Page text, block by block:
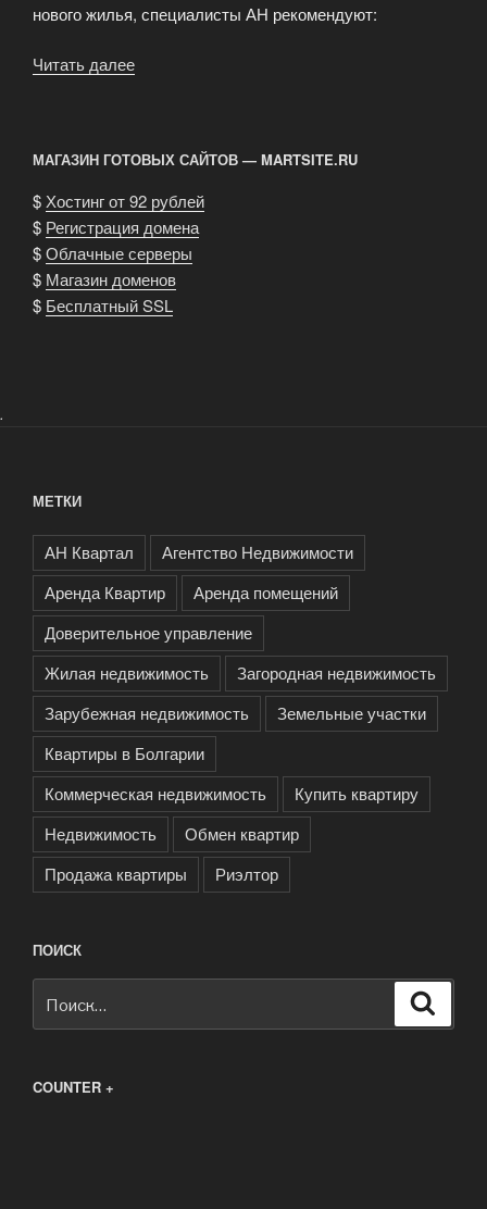
нового жилья, специалисты АН рекомендуют:
Читать далее
залог
комфортного
проживания»
МАГАЗИН ГОТОВЫХ САЙТОВ — MARTSITE.RU
$Хостинг от 92 рублей
$ Регистрация домена
$Облачные серверы
$ Магазин доменов
$ Бесплатный SSL
.
МЕТКИ
АН Квартал
Агентство Недвижимости
Аренда Квартир
Аренда помещений
Доверительное управление
Жилая недвижимость
Загородная недвижимость
Зарубежная недвижимость
Земельные участки
Квартиры в Болгарии
Коммерческая недвижимость
Купить квартиру
Недвижимость
Обмен квартир
Продажа квартиры
Риэлтор
ПОИСК
COUNTER +